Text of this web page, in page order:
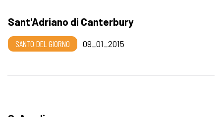
Sant'Adriano di Canterbury
SANTO DEL GIORNO 09_01_2015